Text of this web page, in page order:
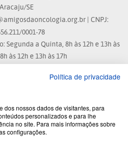
Aracaju/SE
| CNPJ:
0001-78
a Quinta, 8h às 12h e 13h às
às 12h e 13h às 17h
em: 04/08/2026 às 10:33h
Registrada
os direitos reservados.
Política de privacidade
dos nossos dados de visitantes, para
personalizados e para lhe
no site. Para mais informações sobre
configurações.